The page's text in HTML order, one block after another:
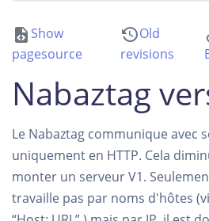
Show
pagesource
Old
revisions
Nabaztag
Le Nabaztag communique avec
uniquement en HTTP. Cela
monter un serveur V1.
travaille pas par noms d'hôtes